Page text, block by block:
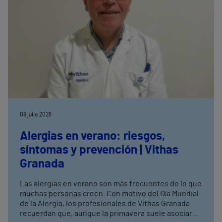
08 julio 2026
Alergias en verano: riesgos,
síntomas y prevención | Vithas
Granada
Las alergias en verano son más frecuentes de lo que
muchas personas creen. Con motivo del Día Mundial
de la Alergia, los profesionales de Vithas Granada
recuerdan que, aunque la primavera suele asociarse